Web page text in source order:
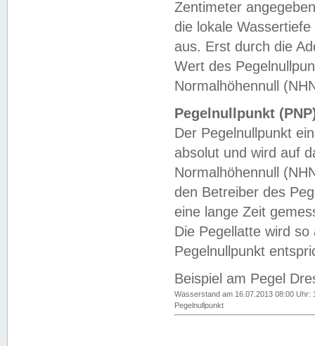
Zentimeter
die lokale
aus. Erst durch die
Wert des
Normalhöhennull
Pegelnullpunkt
Der Pegelnullpunkt
absolut und wird auf
Normalhöhennull
den Betreiber des
eine lange Zeit
Die Pegellatte wird
Pegelnullpunkt
Beispiel am Pegel
Wasserstand am 16.07.2013 08:00 Uhr:
Pegelnullpunkt